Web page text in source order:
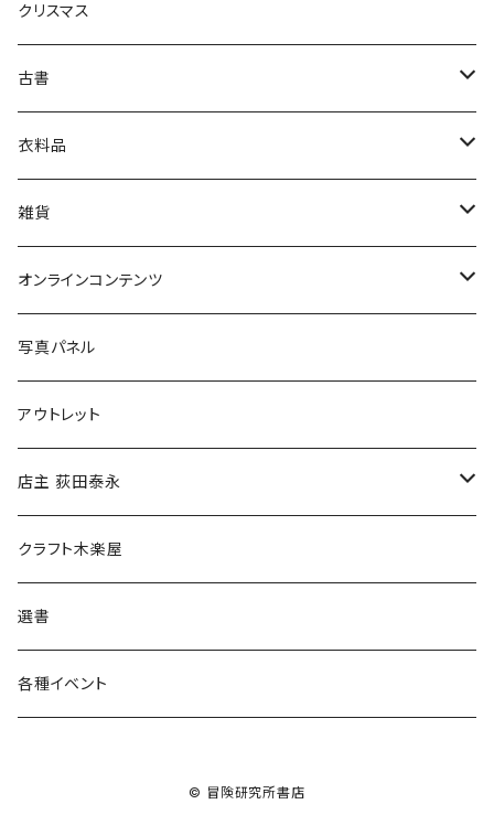
芸術・絵画・写真
絵本・児童書
娯楽・エンターテインメント
クリスマス
古書
古書セット
美術
衣料品
POLEWARDS
Tシャツ
雑貨
バッグ
ブックカバー
マグカップ
傘
食料品
その他
オンラインコンテンツ
冒険クロストーク
写真パネル
アウトレット
店主 荻田泰永
書籍
ウェア
クラフト木楽屋
選書
各種イベント
© 冒険研究所書店